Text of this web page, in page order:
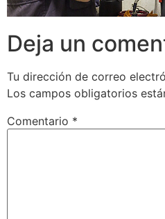
Deja un
Tu dirección de correo
Los campos obligatorios
Comentario *